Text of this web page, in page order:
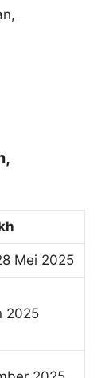
Mei 2025
2025